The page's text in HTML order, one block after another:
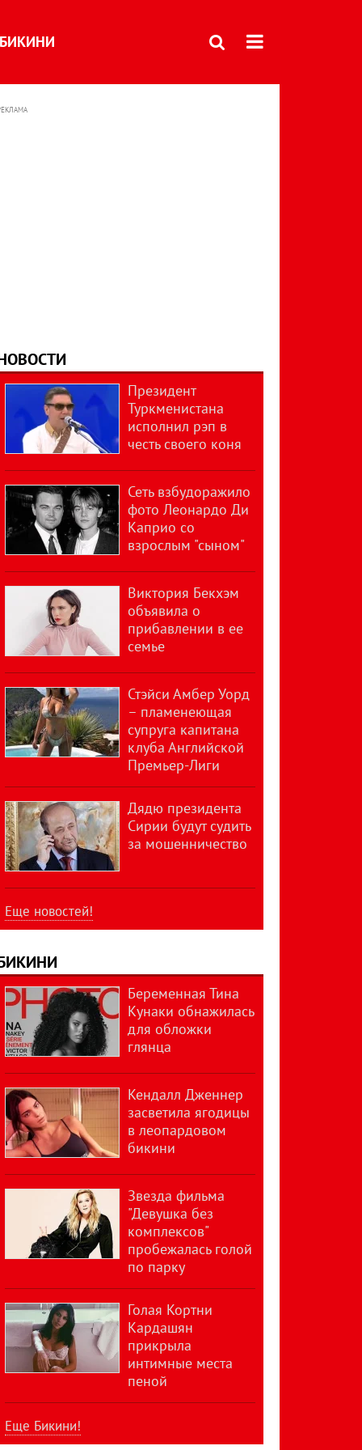
БИКИНИ
Президент
Туркменистана
исполнил рэп в
честь своего коня
Сеть взбудоражило
фото Леонардо Ди
Каприо со
взрослым "сыном"
Виктория Бекхэм
объявила о
прибавлении в ее
семье
Стэйси Амбер Уорд
– пламенеющая
супруга капитана
клуба Английской
Премьер-Лиги
Дядю президента
Сирии будут судить
за мошенничество
Еще новостей!
Беременная Тина
Кунаки обнажилась
для обложки
глянца
Кендалл Дженнер
засветила ягодицы
в леопардовом
бикини
Звезда фильма
"Девушка без
комплексов"
пробежалась голой
по парку
Голая Кортни
Кардашян
прикрыла
интимные места
пеной
Еще Бикини!